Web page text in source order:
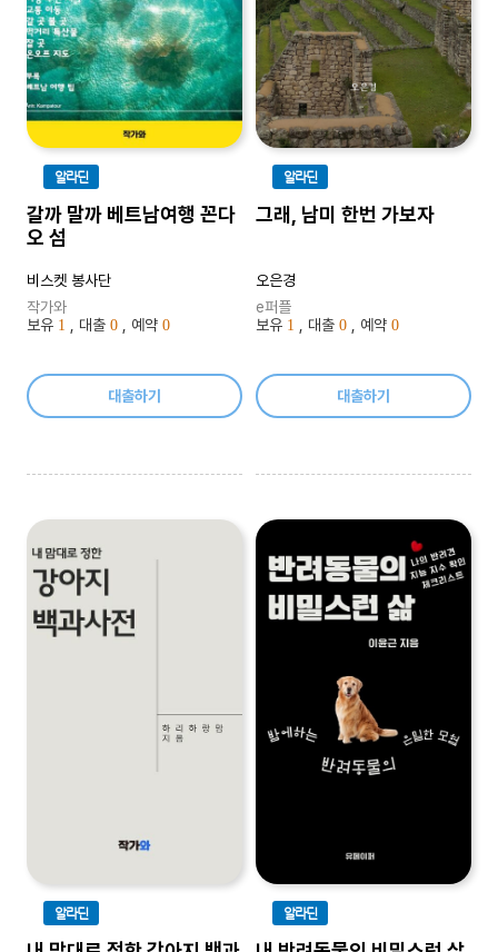
알라딘
갈까 말까 베트남여행 꼰다
오 섬
비스켓 봉사단
작가와
보유 1 , 대출 0 , 예약 0
대출하기
알라딘
그래, 남미 한번 가보자
오은경
e퍼플
보유 1 , 대출 0 , 예약 0
대출하기
알라딘 알라딘